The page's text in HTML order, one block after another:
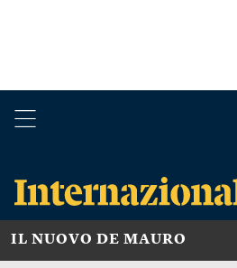
IL NUOVO DE MAURO